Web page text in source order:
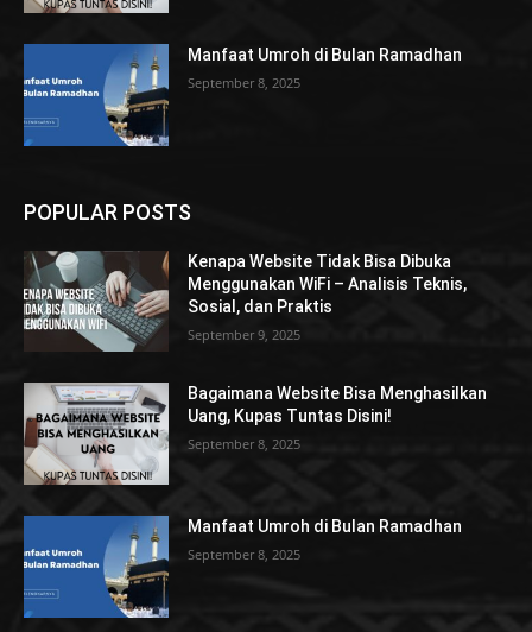
Manfaat Umroh di Bulan Ramadhan
September 8, 2025
POPULAR POSTS
Kenapa Website Tidak Bisa Dibuka
Menggunakan WiFi – Analisis Teknis,
Sosial, dan Praktis
September 9, 2025
Bagaimana Website Bisa Menghasilkan
Uang, Kupas Tuntas Disini!
September 8, 2025
Manfaat Umroh di Bulan Ramadhan
September 8, 2025